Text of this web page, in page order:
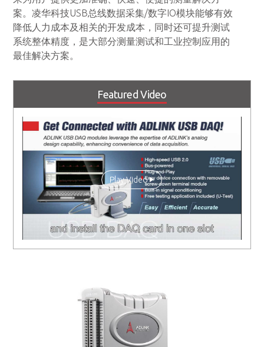
案。凌华科技USB总线数据采集/数字IO模块能够有效
降低人力成本及相关的开发成本，同时还可提升测试
系统整体精度，是大部分测量测试和工业控制应用的
最佳解决方案。
Featured Video
Play Video